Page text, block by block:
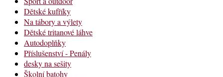
Dětské kufříky
Na tábory a výlety
Dětské tritanové láhve
Autodoplňky
Příslušenství - Penály
desky na sešity
Školní batohy